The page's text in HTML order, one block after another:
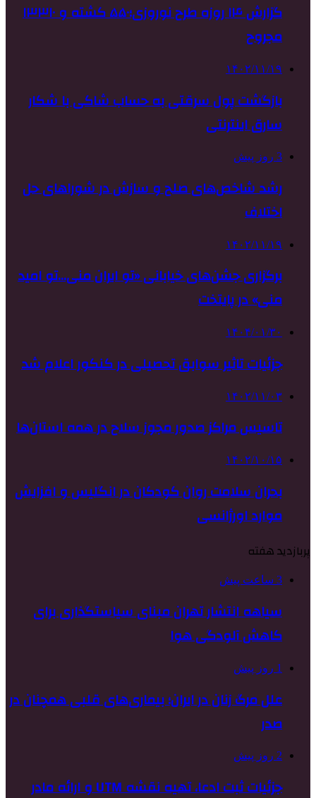
گزارش ۱۴ روزه طرح نوروزی؛۵۵۰ کشته و ۱۳۳۱۰
مجروح
۱۴۰۲/۱۱/۱۹
بازگشت پول سرقتی به حساب شاکی با شکار
سارق اینترنتی
3 روز پیش
رشد شاخص‌های صلح و سازش در شوراهای حل
اختلاف
۱۴۰۲/۱۱/۱۹
برگزاری جشن‌های خیابانی «تو ایران منی…تو امید
منی» در پایتخت
۱۴۰۴/۰۱/۳۰
جزئیات تاثیر سوابق تحصیلی در کنکور اعلام شد
۱۴۰۲/۱۱/۰۳
تاسیس مراکز صدور مجوز سلاح در همه استان‌ها
۱۴۰۲/۱۰/۱۵
بحران سلامت روان کودکان در انگلیس و افزایش
موارد اورژانسی
پربازدید هفته
3 ساعت پیش
سیاهه انتشار تهران مبنای سیاستگذاری برای
کاهش آلودگی هوا
1 روز پیش
علل مرگ زنان در ایران؛ بیماری‌های قلبی همچنان در
صدر
2 روز پیش
جزئیات ثبت ادعا، تهیه نقشه UTM و ارائه مادر